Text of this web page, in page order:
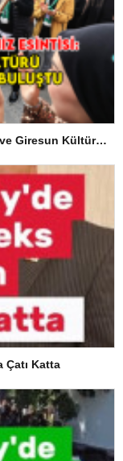
Arnavutköy’de Karadeniz Esintisi: Ordu ve Giresun Kültürü Memleket Günleri’nde Buluştu
Çatı Katta